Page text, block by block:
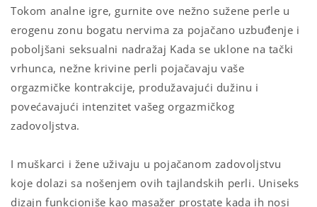
Tokom analne igre, gurnite ove nežno sužene perle u
erogenu zonu bogatu nervima za pojačano uzbuđenje i
poboljšani seksualni nadražaj Kada se uklone na tački
vrhunca, nežne krivine perli pojačavaju vaše
orgazmičke kontrakcije, produžavajući dužinu i
povećavajući intenzitet vašeg orgazmičkog
zadovoljstva.
I muškarci i žene uživaju u pojačanom zadovoljstvu
koje dolazi sa nošenjem ovih tajlandskih perli. Uniseks
dizajn funkcioniše kao masažer prostate kada ih nosi